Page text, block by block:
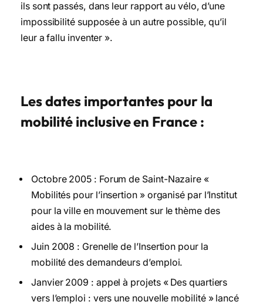
ils sont passés, dans leur rapport au vélo, d’une
impossibilité supposée à un autre possible, qu’il
leur a fallu inventer ».
Les dates importantes pour la
mobilité inclusive en France :
Octobre 2005 : Forum de Saint-Nazaire «
Mobilités pour l’insertion » organisé par l’Institut
pour la ville en mouvement sur le thème des
aides à la mobilité.
Juin 2008 : Grenelle de l’Insertion pour la
mobilité des demandeurs d’emploi.
Janvier 2009 : appel à projets « Des quartiers
vers l’emploi : vers une nouvelle mobilité » lancé